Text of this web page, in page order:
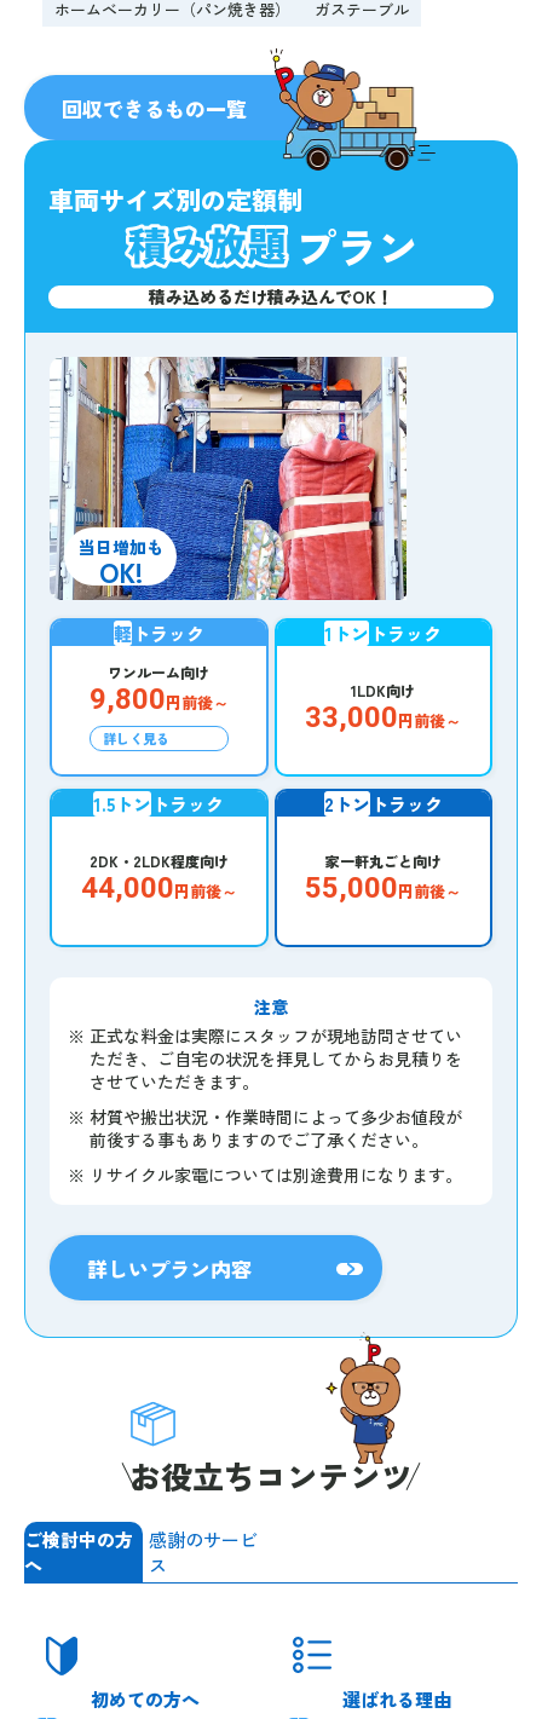
ホームベーカリー（パン焼き器）
ガステーブル
回収できるもの一覧
人気
No.1
車両サイズ別の定額制
プラン
積み込めるだけ積み込んでOK！
当日増加も
OK!
軽トラック
ワンルーム向け
9,800円前後～
詳しく見る
1トン トラック
1LDK向け
33,000円前後～
1.5トン トラック
2DK・2LDK程度向け
44,000円前後～
2トン トラック
家一軒丸ごと向け
55,000円前後～
注意
※ 正式な料金は実際にスタッフが現地訪問させてい
ただき、ご自宅の状況を拝見してからお見積りを
させていただきます。
※ 材質や搬出状況・作業時間によって多少お値段が
前後する事もありますのでご了承ください。
※ リサイクル家電については別途費用になります。
詳しいプラン内容
お役立ちコンテンツ
ご検討中の方
へ
感謝のサービ
ス
初めての方へ 選ばれる理由